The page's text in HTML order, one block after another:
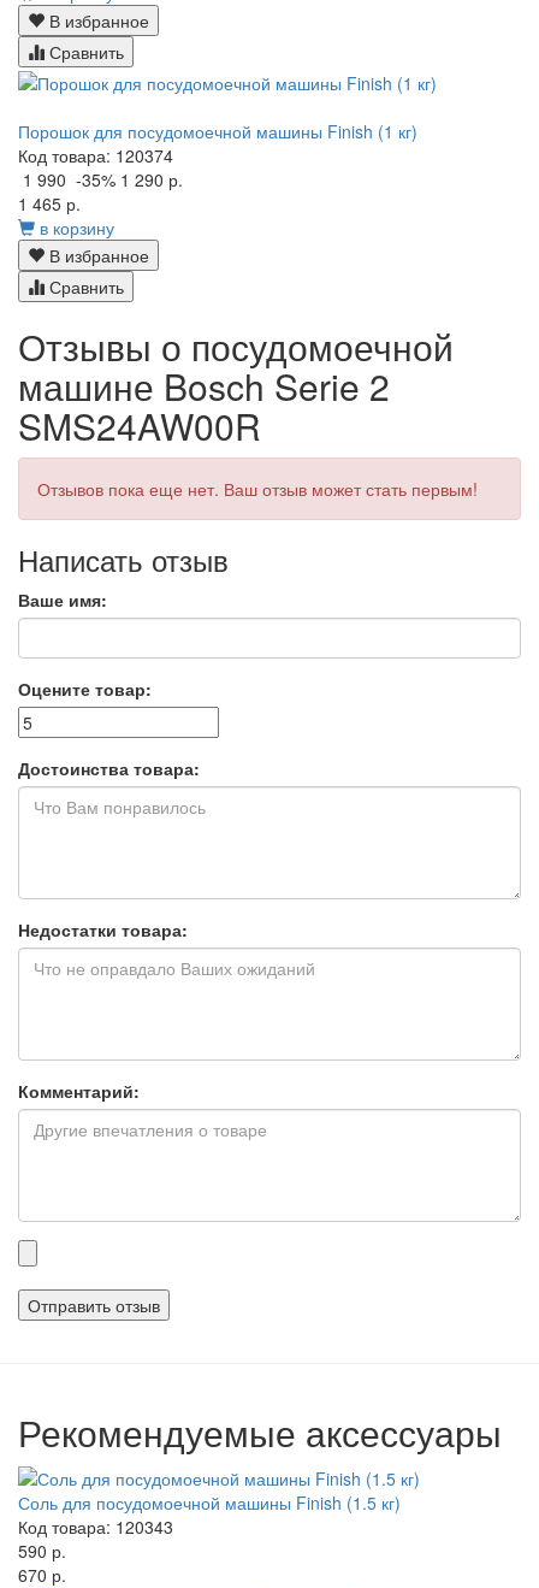
В избранное
Сравнить
Порошок для посудомоечной машины Finish (1 кг)
Код товара: 120374
1 990 -35% 1 290 р.
1 465 р.
в корзину
В избранное
Сравнить
Отзывы о посудомоечной
машине Bosch Serie 2
SMS24AW00R
Отзывов пока еще нет. Ваш отзыв может стать первым!
Написать отзыв
Ваше имя:
Оцените товар:
Достоинства товара:
Недостатки товара:
Комментарий:
Прикрепленные
файлы
Рекомендуемые аксессуары
Соль для посудомоечной машины Finish (1.5 кг)
Код товара: 120343
590 р.
670 р.